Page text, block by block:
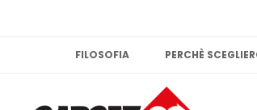
FILOSOFIA PERCHÈ